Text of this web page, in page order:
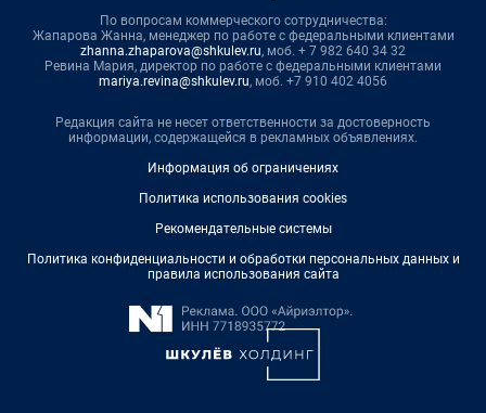
По вопросам коммерческого сотрудничества:
Жапарова Жанна, менеджер по работе с федеральными клиентами
zhanna.zhaparova@shkulev.ru, моб. + 7 982 640 34 32
Ревина Мария, директор по работе с федеральными клиентами
mariya.revina@shkulev.ru, моб. +7 910 402 4056
Редакция сайта не несет ответственности за достоверность
информации, содержащейся в рекламных объявлениях.
Информация об ограничениях
Политика использования cookies
Рекомендательные системы
Политика конфиденциальности и обработки персональных данных и
правила использования сайта